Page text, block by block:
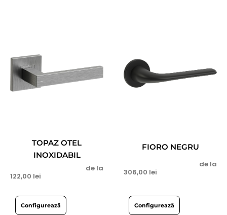
TOPAZ OTEL
INOXIDABIL
de la
122,00 lei
Configurează
FIORO NEGRU
de la
306,00 lei
Configurează